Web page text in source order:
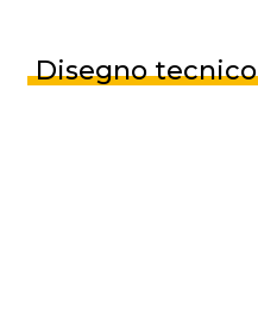
Disegno tecnico